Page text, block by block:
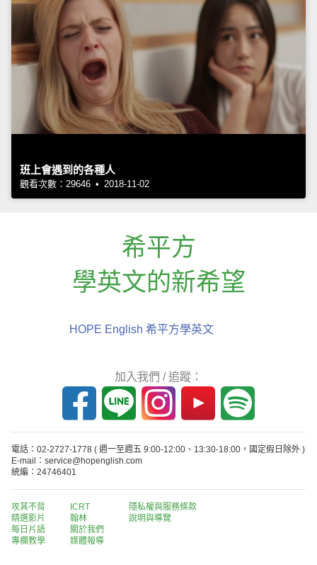
班上會遇到的各種人
觀看次數：29646 • 2018-11-02
希平方
學英文的新希望
HOPE English 希平方學英文
加入我們 / 追蹤：
電話：02-2727-1778 ( 週一至週五 9:00-12:00、13:30-18:00，國定假日除外 )
E-mail：service@hopenglish.com
統編：24746401
攻其不背
精選影片
每日片語
專欄教學
ICRT
翰林
關於我們
媒體報導
隱私權與服務條款
說明與導覽